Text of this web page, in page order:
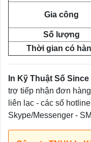
Gia công
Số lượng
Thời gian có
In Kỹ Thuật Số Since
trợ tiếp nhận đơn
liên lạc - các số
Skype/Messenger -